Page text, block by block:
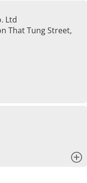
Ltd
That Tung Street,